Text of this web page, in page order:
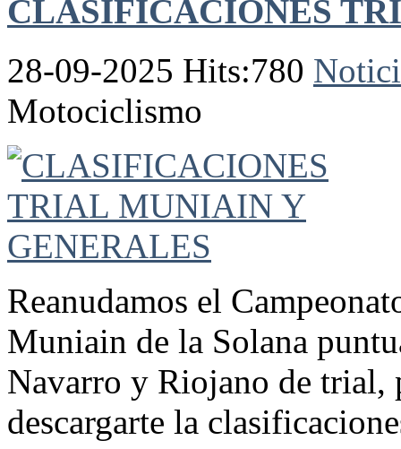
CLASIFICACIONES
28-09-2025 Hits:780
Motociclismo
Reanudamos el
Muniain de la Solana
Navarro y Riojano de trial,
descargarte la